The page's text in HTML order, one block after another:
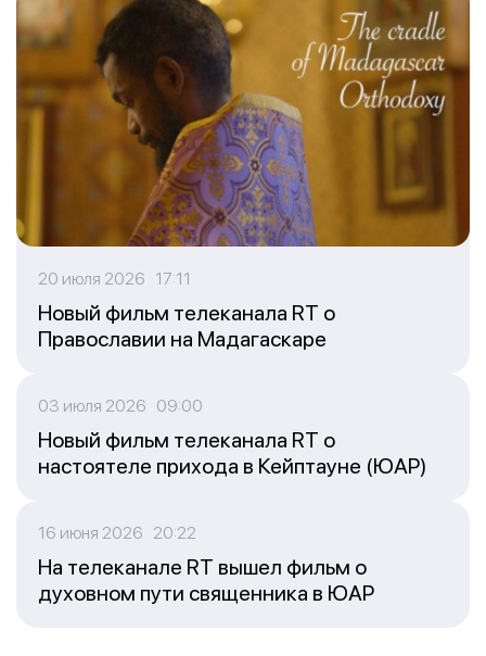
20 июля 2026 17:11
Новый фильм телеканала RT о
Православии на Мадагаскаре
03 июля 2026 09:00
Новый фильм телеканала RT о
настоятеле прихода в Кейптауне (ЮАР)
16 июня 2026 20:22
На телеканале RT вышел фильм о
духовном пути священника в ЮАР